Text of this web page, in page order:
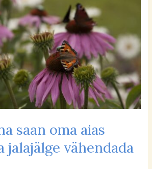
saan oma aias
jalajälge vähendada